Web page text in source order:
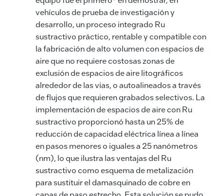
vehículos de prueba de investigación y
desarrollo, un proceso integrado Ru
sustractivo práctico, rentable y compatible con
la fabricación de alto volumen con espacios de
aire que no requiere costosas zonas de
exclusión de espacios de aire litográficos
alrededor de las vías, o autoalineados a través
de flujos que requieren grabados selectivos. La
implementación de espacios de aire con Ru
sustractivo proporcionó hasta un 25% de
reducción de capacidad eléctrica línea a línea
en pasos menores o iguales a 25 nanómetros
(nm), lo que ilustra las ventajas del Ru
sustractivo como esquema de metalización
para sustituir el damasquinado de cobre en